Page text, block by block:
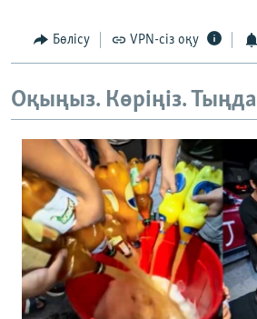
Бөлісу VPN-сіз оқу
Оқыңыз. Көріңіз.